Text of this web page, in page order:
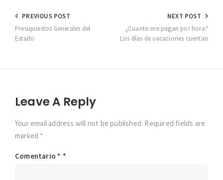
Navegación
de
PREVIOUS POST
Presupuestos Generales del
Estado
NEXT POST
¿Cuanto me pagan por hora?
Los días de vacaciones cuentan
Leave A Reply
Your email address will not be published. Required fields are
marked *
Comentario *